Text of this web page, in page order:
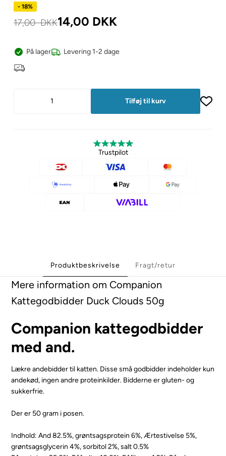
- 18%
17,00DKK14,00 DKK
På lager Levering 1-2 dage
Trustpilot
Produktbeskrivelse Fragt/retur
Mere information om Companion
Kattegodbidder Duck Clouds 50g
Companion kattegodbidder
med and.
Lækre andebidder til katten. Disse små godbidder indeholder kun
andekød, ingen andre proteinkilder. Bidderne er gluten- og
sukkerfrie.
Der er 50 gram i posen.
Indhold: And 82.5%, grøntsagsprotein 6%, Ærtestivelse 5%,
grøntsagsglycerin 4%, sorbitol 2%, salt 0.5%